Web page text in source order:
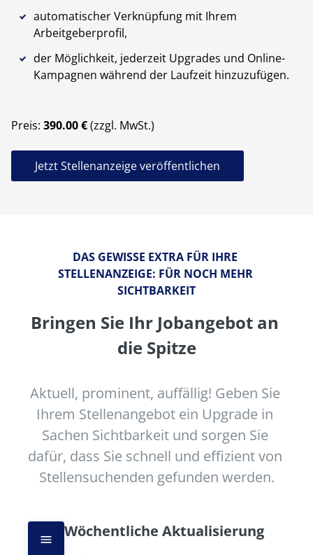
automatischer Verknüpfung mit Ihrem
Arbeitgeberprofil,
der Möglichkeit, jederzeit Upgrades und Online-
Kampagnen während der Laufzeit hinzuzufügen.
Preis: 390.00 €(zzgl. MwSt.)
Jetzt Stellenanzeige veröffentlichen
DAS GEWISSE EXTRA FÜR IHRE
STELLENANZEIGE: FÜR NOCH MEHR
SICHTBARKEIT
Bringen Sie Ihr Jobangebot an
die Spitze
Aktuell, prominent, auffällig! Geben Sie
Ihrem Stellenangebot ein Upgrade in
Sachen Sichtbarkeit und sorgen Sie
dafür, dass Sie schnell und effizient von
Stellensuchenden gefunden werden.
Wöchentliche Aktualisierung